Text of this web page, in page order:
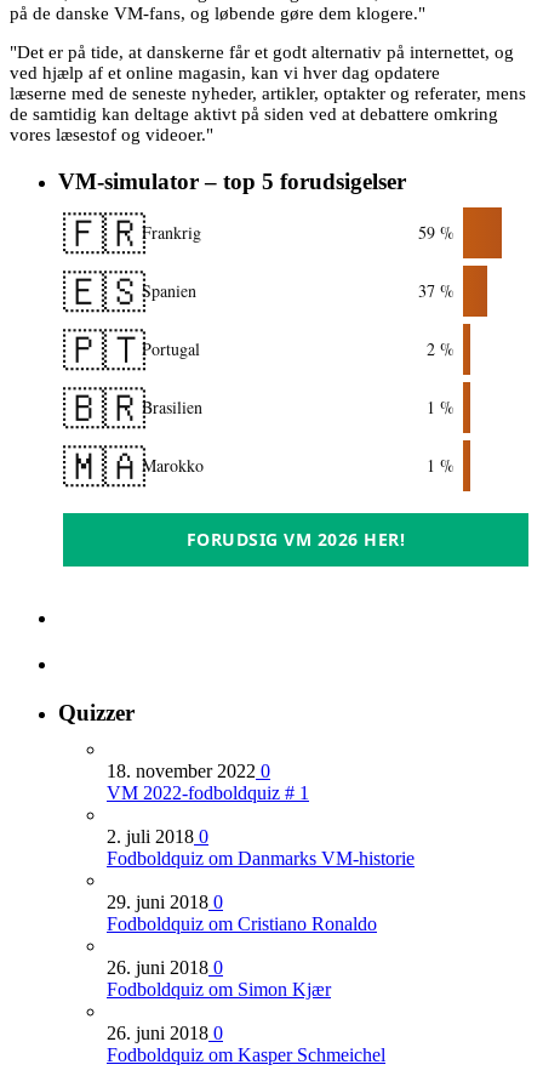
på de danske VM-fans, og løbende gøre dem klogere."
"Det er på tide, at danskerne får et godt alternativ på internettet, og
ved hjælp af et online magasin, kan vi hver dag opdatere
læserne med de seneste nyheder, artikler, optakter og referater, mens
de samtidig kan deltage aktivt på siden ved at debattere omkring
vores læsestof og videoer."
VM-simulator – top 5 forudsigelser
🇫🇷Frankrig 59 %
🇪🇸Spanien 37 %
🇵🇹Portugal 2 %
🇧🇷Brasilien 1 %
🇲🇦Marokko 1 %
FORUDSIG VM 2026 HER!
Quizzer
18. november 2022 0
VM 2022-fodboldquiz # 1
2. juli 2018 0
Fodboldquiz om Danmarks VM-historie
29. juni 2018 0
Fodboldquiz om Cristiano Ronaldo
26. juni 2018 0
Fodboldquiz om Simon Kjær
26. juni 2018 0
Fodboldquiz om Kasper Schmeichel